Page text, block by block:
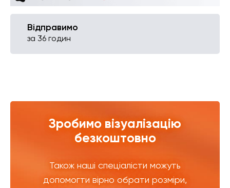
Відправимо
за 36 годин
Зробимо візуалізацію
безкоштовно
Також наші спеціалісти можуть
допомогти вірно обрати розміри,